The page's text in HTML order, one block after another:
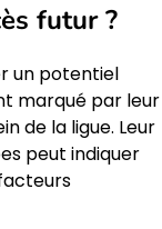
futur ?
un potentiel
marqué par leur
de la ligue. Leur
peut indiquer